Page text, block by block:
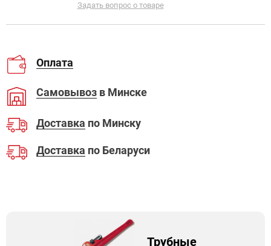
Задать вопрос о товаре
Оплата
Самовывоз в Минске
Доставка по Минску
Доставка по Беларуси
Трубные